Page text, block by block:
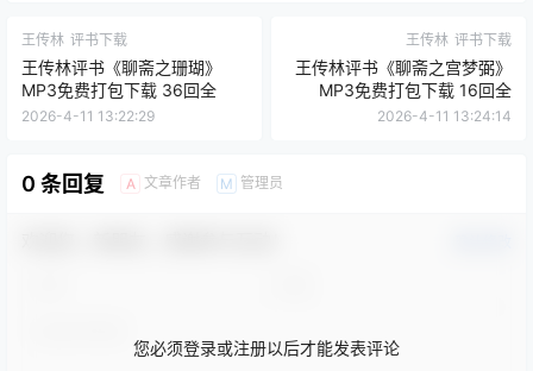
王传林 评书下载
王传林评书《聊斋之珊瑚》
MP3免费打包下载 36回全
2026-4-11 13:22:29
王传林 评书下载
王传林评书《聊斋之宫梦弼》
MP3免费打包下载 16回全
2026-4-11 13:24:14
0 条回复 A 文章作者 M 管理员
您必须登录或注册以后才能发表评论